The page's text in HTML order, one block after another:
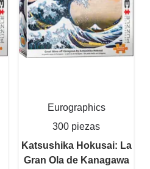
Eurographics
300 piezas
Katsushika Hokusai: La
Gran Ola de Kanagawa